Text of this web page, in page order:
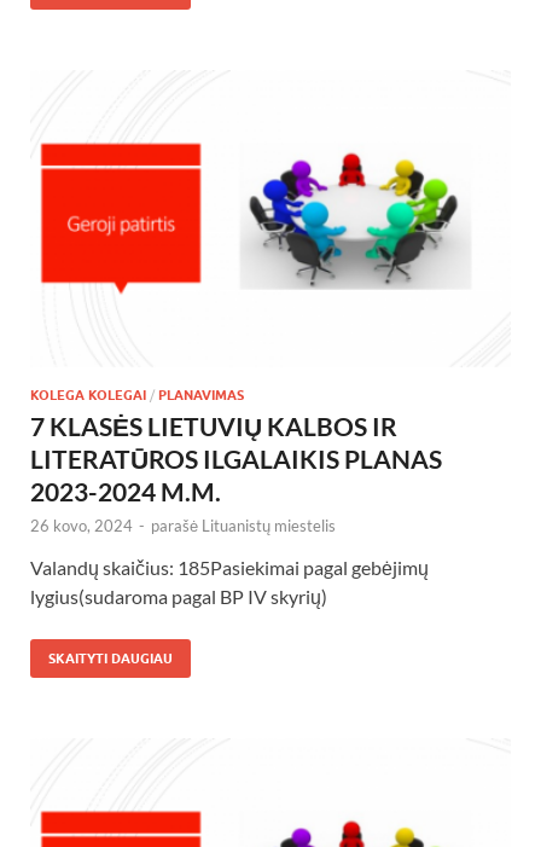
KOLEGA KOLEGAI / PLANAVIMAS
7 KLASĖS LIETUVIŲ KALBOS IR
LITERATŪROS ILGALAIKIS PLANAS
2023-2024 M.M.
26 kovo, 2024 - parašė Lituanistų miestelis
Valandų skaičius: 185Pasiekimai pagal gebėjimų
lygius(sudaroma pagal BP IV skyrių)
SKAITYTI DAUGIAU